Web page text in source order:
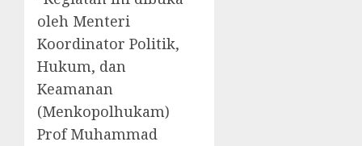
oleh Menteri
Koordinator Politik,
Hukum, dan
Keamanan
(Menkopolhukam)
Prof Muhammad